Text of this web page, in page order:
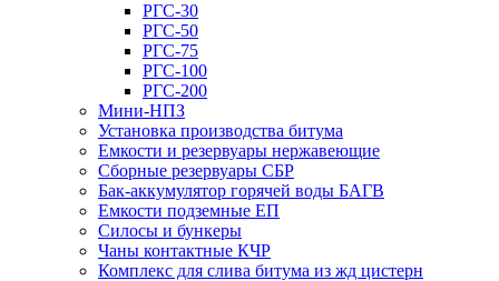
РГС-30
РГС-50
РГС-75
РГС-100
РГС-200
Мини-НПЗ
Установка производства битума
Емкости и резервуары нержавеющие
Сборные резервуары СБР
Бак-аккумулятор горячей воды БАГВ
Емкости подземные ЕП
Силосы и бункеры
Чаны контактные КЧР
Комплекс для слива битума из жд цистерн